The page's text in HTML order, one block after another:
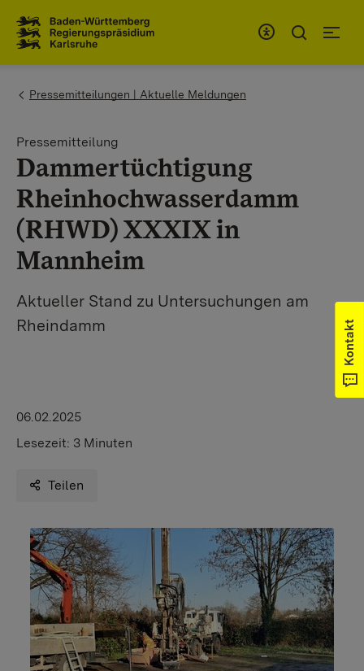
You are here:
Pressemitteilungen | Aktuelle Meldungen
Pressemitteilung
Dammertüchtigung
Rheinhochwasserdamm
(RHWD) XXXIX in
Mannheim
Aktueller Stand zu Untersuchungen am
Rheindamm
06.02.2025
Lesezeit: 3 Minuten
Teilen
Kontakt